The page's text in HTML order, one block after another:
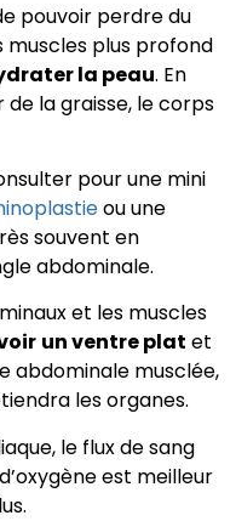
pouvoir perdre du
muscles plus profond
la peau. En
la graisse, le corps
pour une mini
ou une
souvent en
abdominale.
et les muscles
un ventre plat et
abdominale musclée,
les organes.
le flux de sang
est meilleur